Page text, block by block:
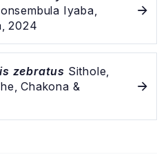
Iyaba,
2024
zebratus Sithole,
Chakona &